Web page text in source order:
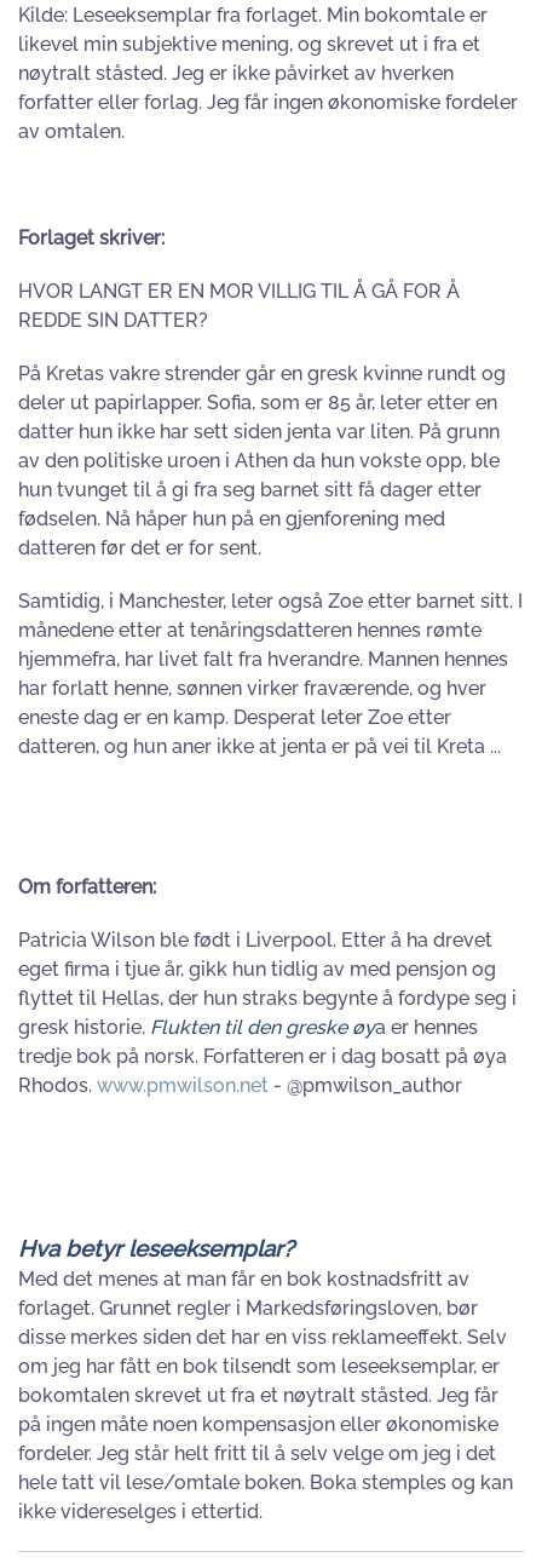
Kilde: Leseeksemplar fra forlaget. Min bokomtale er
likevel min subjektive mening, og skrevet ut i fra et
nøytralt ståsted. Jeg er ikke påvirket av hverken
forfatter eller forlag. Jeg får ingen økonomiske fordeler
av omtalen.
Forlaget skriver:
HVOR LANGT ER EN MOR VILLIG TIL Å GÅ FOR Å
REDDE SIN DATTER?
På Kretas vakre strender går en gresk kvinne rundt og
deler ut papirlapper. Sofia, som er 85 år, leter etter en
datter hun ikke har sett siden jenta var liten. På grunn
av den politiske uroen i Athen da hun vokste opp, ble
hun tvunget til å gi fra seg barnet sitt få dager etter
fødselen. Nå håper hun på en gjenforening med
datteren før det er for sent.
Samtidig, i Manchester, leter også Zoe etter barnet sitt. I
månedene etter at tenåringsdatteren hennes rømte
hjemmefra, har livet falt fra hverandre. Mannen hennes
har forlatt henne, sønnen virker fraværende, og hver
eneste dag er en kamp. Desperat leter Zoe etter
datteren, og hun aner ikke at jenta er på vei til Kreta ...
Om forfatteren:
Patricia Wilson ble født i Liverpool. Etter å ha drevet
eget firma i tjue år, gikk hun tidlig av med pensjon og
flyttet til Hellas, der hun straks begynte å fordype seg i
gresk historie. Flukten til den greske øya er hennes
tredje bok på norsk. Forfatteren er i dag bosatt på øya
Rhodos. www.pmwilson.net - @pmwilson_author
Hva betyr leseeksemplar?
Med det menes at man får en bok kostnadsfritt av
forlaget. Grunnet regler i Markedsføringsloven, bør
disse merkes siden det har en viss reklameeffekt. Selv
om jeg har fått en bok tilsendt som leseeksemplar, er
bokomtalen skrevet ut fra et nøytralt ståsted. Jeg får
på ingen måte noen kompensasjon eller økonomiske
fordeler. Jeg står helt fritt til å selv velge om jeg i det
hele tatt vil lese/omtale boken. Boka stemples og kan
ikke videreselges i ettertid.